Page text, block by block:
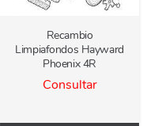
Recambio
Limpiafondos Hayward
Phoenix 4R
Consultar